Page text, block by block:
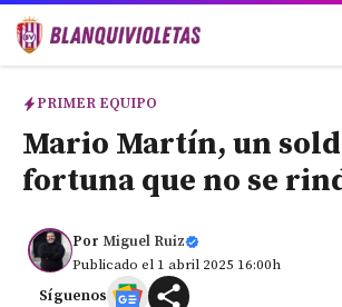
Saltar
PRIMER EQUIPO
Mario Martín, un
fortuna que no se
Por Miguel Ruiz
Publicado el 1 abril 2025 16:00h
Síguenos